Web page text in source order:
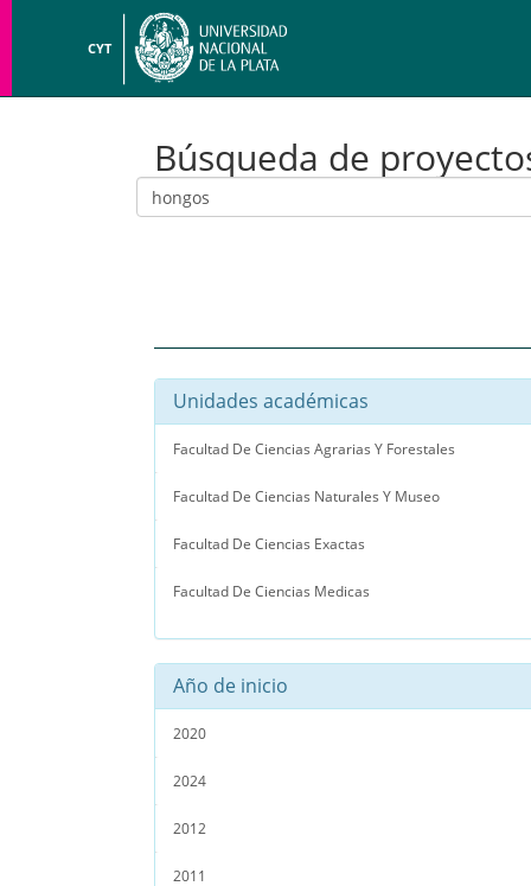
CYT
Búsqueda de
Unidades académicas
Facultad De Ciencias Agrarias Y Forestales
Facultad De Ciencias Naturales Y Museo
Facultad De Ciencias Exactas
Facultad De Ciencias Medicas
Año de inicio
2020
2024
2012
2011